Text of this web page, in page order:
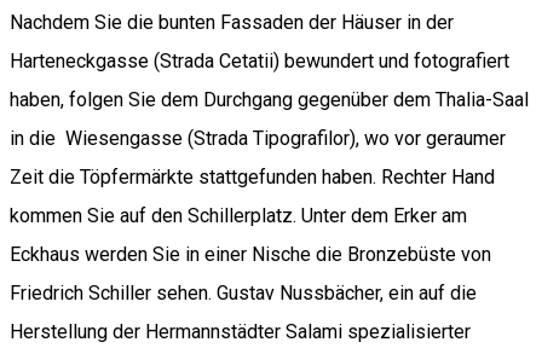
Nachdem Sie die bunten Fassaden der Häuser in der
Harteneckgasse (Strada Cetatii) bewundert und fotografiert
haben, folgen Sie dem Durchgang gegenüber dem Thalia-Saal
in die Wiesengasse (Strada Tipografilor), wo vor geraumer
Zeit die Töpfermärkte stattgefunden haben. Rechter Hand
kommen Sie auf den Schillerplatz. Unter dem Erker am
Eckhaus werden Sie in einer Nische die Bronzebüste von
Friedrich Schiller sehen. Gustav Nussbächer, ein auf die
Herstellung der Hermannstädter Salami spezialisierter